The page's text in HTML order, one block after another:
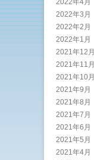
2022年4月
2022年3月
2022年2月
2022年1月
2021年12月
2021年11月
2021年10月
2021年9月
2021年8月
2021年7月
2021年6月
2021年5月
2021年4月